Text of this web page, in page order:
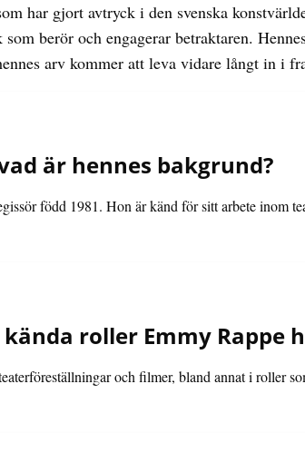
har gjort avtryck i den svenska
berör och engagerar betraktaren.
arv kommer att leva vidare långt in i
är hennes bakgrund?
född 1981. Hon är känd för sitt arbete inom
roller Emmy Rappe
och filmer, bland annat i roller